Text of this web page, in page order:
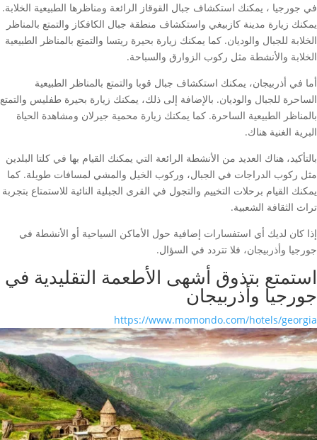
في جورجيا ، يمكنك استكشاف جبال القوقاز الرائعة ومناظرها الطبيعية الخلابة.
يمكنك زيارة مدينة كازبيغي واستكشاف منطقة جبال الكافكاز والتمتع بالمناظر
الخلابة للجبال والوديان. كما يمكنك زيارة بحيرة ريتسا والتمتع بالمناظر الطبيعية
الخلابة والأنشطة مثل ركوب الزوارق والسباحة.
أما في أذربيجان، يمكنك استكشاف جبال قوبا والتمتع بالمناظر الطبيعية
الساحرة للجبال والوديان. بالإضافة إلى ذلك، يمكنك زيارة بحيرة طفليس والتمتع
بالمناظر الطبيعية الساحرة. كما يمكنك زيارة محمية جيرلان ومشاهدة الحياة
البرية الغنية هناك.
بالتأكيد، هناك العديد من الأنشطة الرائعة التي يمكنك القيام بها في كلتا البلدين
مثل ركوب الدراجات في الجبال، وركوب الخيل والمشي لمسافات طويلة. كما
يمكنك القيام برحلات التخييم والتجول في القرى الجبلية النائية للاستمتاع بتجربة
تراث الثقافة الشعبية.
إذا كان لديك أي استفسارات إضافية حول الأماكن السياحية أو الأنشطة في
جورجيا وأذربيجان، فلا تتردد في السؤال.
استمتع بتذوق أشهى الأطعمة التقليدية في
جورجيا وأذربيجان
https://www.momondo.com/hotels/georgia